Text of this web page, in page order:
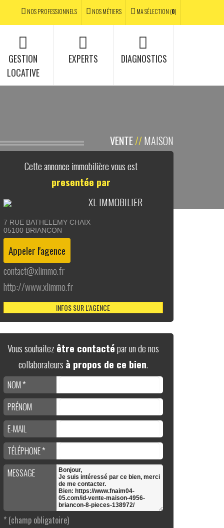
MA SÉLECTION (0)
NOS MÉTIERS
NOS PROFESSIONNELS
GESTION
LOCATIVE
EXPERTS DIAGNOSTICS
VENTE//MAISON
Cette annonce immobilière vous est
presentée par
XL IMMOBILIER
7 RUE BATHELEMY CHAIX
05100 BRIANCON
contact@xlimmo.fr
http://www.xlimmo.fr
INFOS SUR L'AGENCE
Vous souhaitez être contactépar un de nos
collaborateurs à propos de ce bien.
NOM *
PRÉNOM
E-MAIL
TÉLÉPHONE *
MESSAGE
* (champ obligatoire)